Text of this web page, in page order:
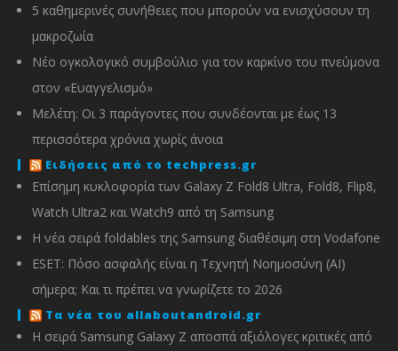
5 καθημερινές συνήθειες που μπορούν να ενισχύσουν τη
μακροζωία
Νέο ογκολογικό συμβούλιο για τον καρκίνο του πνεύμονα
στον «Ευαγγελισμό»
Μελέτη: Οι 3 παράγοντες που συνδέονται με έως 13
περισσότερα χρόνια χωρίς άνοια
Ειδήσεις από το techpress.gr
Επίσημη κυκλοφορία των Galaxy Z Fold8 Ultra, Fold8, Flip8,
Watch Ultra2 και Watch9 από τη Samsung
Η νέα σειρά foldables της Samsung διαθέσιμη στη Vodafone
ESET: Πόσο ασφαλής είναι η Τεχνητή Νοημοσύνη (AI)
σήμερα; Και τι πρέπει να γνωρίζετε το 2026
Τα νέα του allaboutandroid.gr
Η σειρά Samsung Galaxy Z αποσπά αξιόλογες κριτικές από